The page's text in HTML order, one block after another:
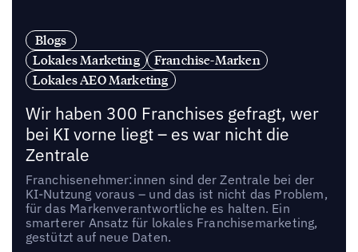
Blogs
Lokales Marketing
Franchise-Marken
Lokales AEO Marketing
Wir haben 300 Franchises gefragt, wer
bei KI vorne liegt – es war nicht die
Zentrale
Franchisenehmer:innen sind der Zentrale bei der
KI-Nutzung voraus – und das ist nicht das Problem,
für das Markenverantwortliche es halten. Ein
smarterer Ansatz für lokales Franchisemarketing,
gestützt auf neue Daten.